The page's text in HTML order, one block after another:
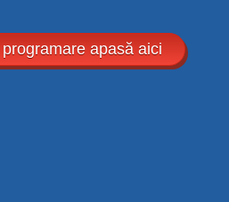
apasă aici